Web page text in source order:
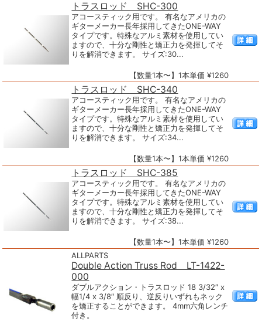
トラスロッド SHC-300
アコースティック用です。 有名なアメリカの
ギターメーカー長年採用してきたONE-WAY
タイプです。特殊なアルミ素材を使用してい
ますので、十分な剛性と矯正力を発揮してそ
りを解消できます。 サイズ:30...
【数量1本〜】1本単価 ¥1260
トラスロッド SHC-340
アコースティック用です。 有名なアメリカの
ギターメーカー長年採用してきたONE-WAY
タイプです。特殊なアルミ素材を使用してい
ますので、十分な剛性と矯正力を発揮してそ
りを解消できます。 サイズ:34...
【数量1本〜】1本単価 ¥1260
トラスロッド SHC-385
アコースティック用です。 有名なアメリカの
ギターメーカー長年採用してきたONE-WAY
タイプです。特殊なアルミ素材を使用してい
ますので、十分な剛性と矯正力を発揮してそ
りを解消できます。 サイズ:38...
【数量1本〜】1本単価 ¥1260
ALLPARTS
Double Action Truss Rod LT-1422-
000
ダブルアクション・トラスロッド 18 3/32″ x
幅1/4 x 3/8″ 順反り、逆反りいずれもネック
を矯正することができます。 4mm六角レンチ
付き。